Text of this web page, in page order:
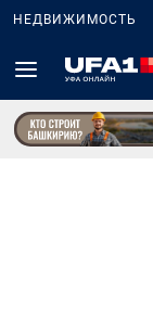
НЕДВИЖИМОСТЬ